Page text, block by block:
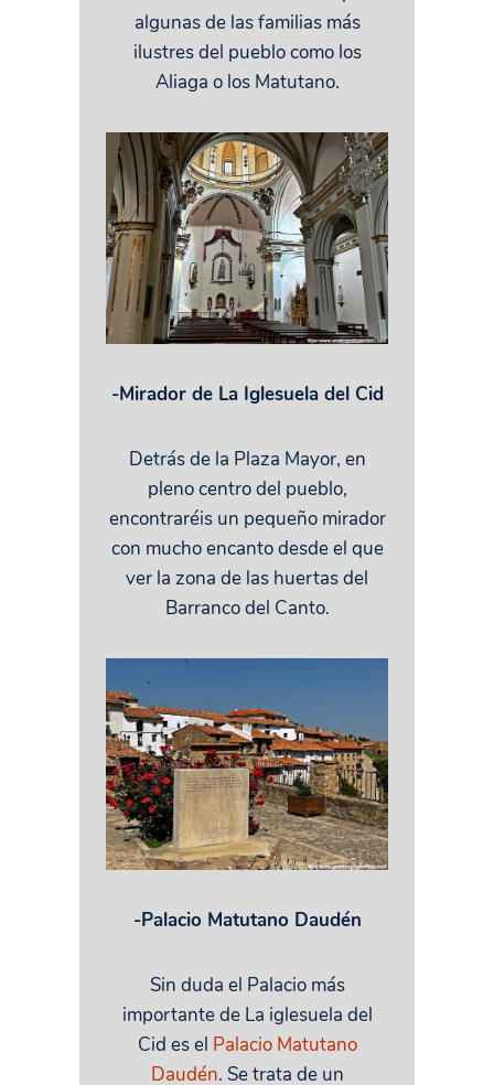
algunas de las familias más
ilustres del pueblo como los
Aliaga o los Matutano.
-Mirador de La Iglesuela del Cid
Detrás de la Plaza Mayor, en
pleno centro del pueblo,
encontraréis un pequeño mirador
con mucho encanto desde el que
ver la zona de las huertas del
Barranco del Canto.
-Palacio Matutano Daudén
Sin duda el Palacio más
importante de La iglesuela del
Cid es el Palacio Matutano
Daudén. Se trata de un